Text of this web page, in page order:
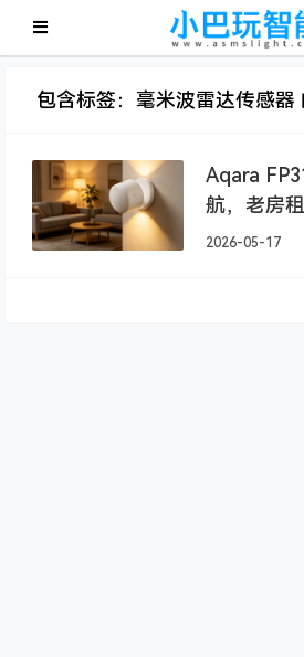
包含标签：毫米波雷达传感器
Aqara
航，老房
智能
2026-05-17